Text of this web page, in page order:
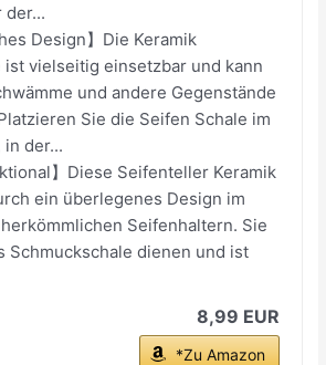
der...
Design】Die Keramik
ist vielseitig einsetzbar und kann
und andere Gegenstände
Sie die Seifen Schale im
in der...
】Diese Seifenteller Keramik
ein überlegenes Design im
Seifenhaltern. Sie
Schmuckschale dienen und ist
8,99 EUR
*Zu Amazon